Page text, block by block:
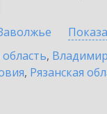
,
, Рязанская